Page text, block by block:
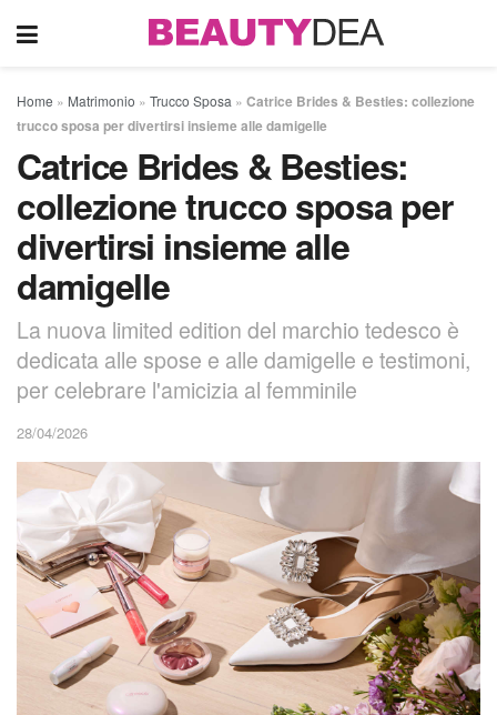
Home » Matrimonio » Trucco Sposa » Catrice Brides & Besties: collezione
trucco sposa per divertirsi insieme alle damigelle
Catrice Brides & Besties:
collezione trucco sposa per
divertirsi insieme alle
damigelle
La nuova limited edition del marchio tedesco è
dedicata alle spose e alle damigelle e testimoni,
per celebrare l'amicizia al femminile
28/04/2026